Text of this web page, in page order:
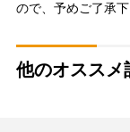
ので、予めご了承下
他のオススメ